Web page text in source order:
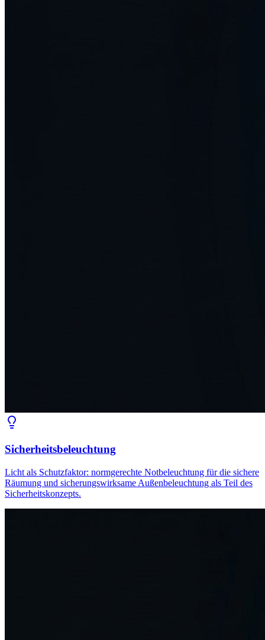
Sicherheitsbeleuchtung
Licht als Schutzfaktor: normgerechte Notbeleuchtung für die sichere
Räumung und sicherungswirksame Außenbeleuchtung als Teil des
Sicherheitskonzepts.